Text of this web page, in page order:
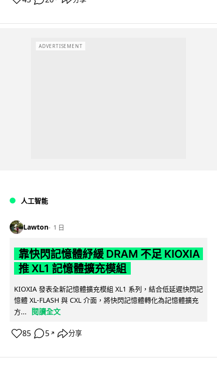
ADVERTISEMENT
人工智能
Lawton 1 日
靠快閃記憶體紓緩 DRAM 不足 KIOXIA
推 XL1 記憶體擴充模組
KIOXIA 發表全新記憶體擴充模組 XL1 系列，結合低延遲快閃記
憶體 XL-FLASH 與 CXL 介面，將快閃記憶體轉化為記憶體擴充
方...
閱讀全文
85 5 ↗ 分享